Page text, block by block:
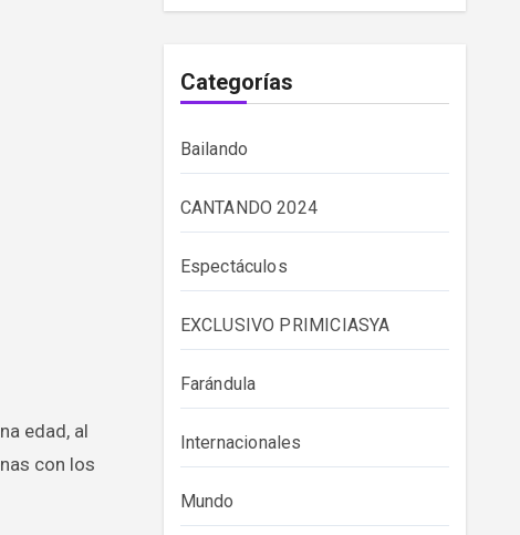
edad, al
con los
Categorías
Bailando
CANTANDO 2024
Espectáculos
EXCLUSIVO PRIMICIASYA
Farándula
Internacionales
Mundo